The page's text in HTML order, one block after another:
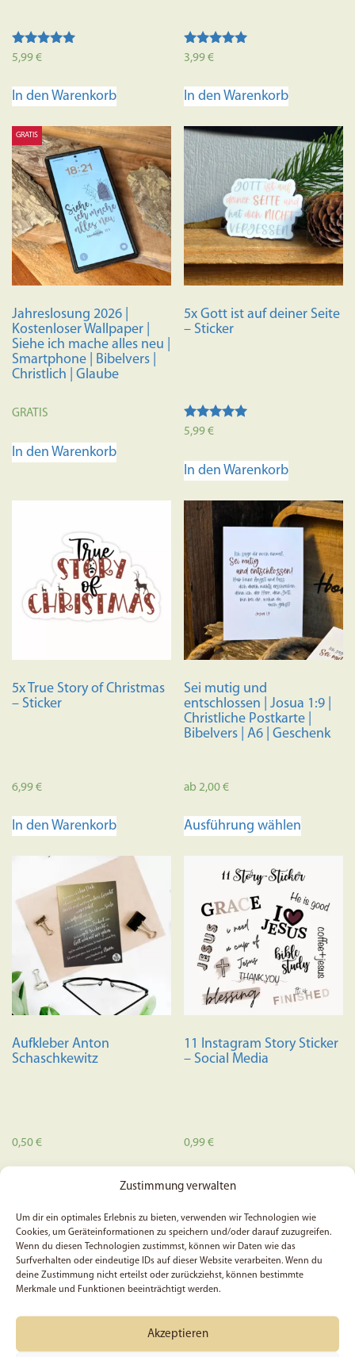
Zustimmung verwalten
Um dir ein optimales Erlebnis zu bieten, verwenden wir Technologien wie
Cookies, um Geräteinformationen zu speichern und/oder darauf zuzugreifen.
Wenn du diesen Technologien zustimmst, können wir Daten wie das
Surfverhalten oder eindeutige IDs auf dieser Website verarbeiten. Wenn du
deine Zustimmung nicht erteilst oder zurückziehst, können bestimmte
Merkmale und Funktionen beeinträchtigt werden.
Akzeptieren
Bewertet mit
5,99€
In den Warenkorb
Bewertet mit
3,99€
In den Warenkorb
GRATIS
Jahreslosung 2026 |
Kostenloser Wallpaper |
Siehe ich mache alles neu |
Smartphone | Bibelvers |
Christlich | Glaube
GRATIS
In den Warenkorb
5x Gott ist auf deiner Seite
– Sticker
Bewertet mit
5,99€
In den Warenkorb
5x True Story of Christmas
– Sticker
6,99€
In den Warenkorb
Sei mutig und
entschlossen | Josua 1:9 |
Christliche Postkarte |
Bibelvers | A6 | Geschenk
ab2,00€
Ausführung wählen
mehrere
auf.
Die
können
auf
gewählt
Aufkleber Anton
Schaschkewitz
0,50€
11 Instagram Story Sticker
– Social Media
0,99€
In den Warenkorb